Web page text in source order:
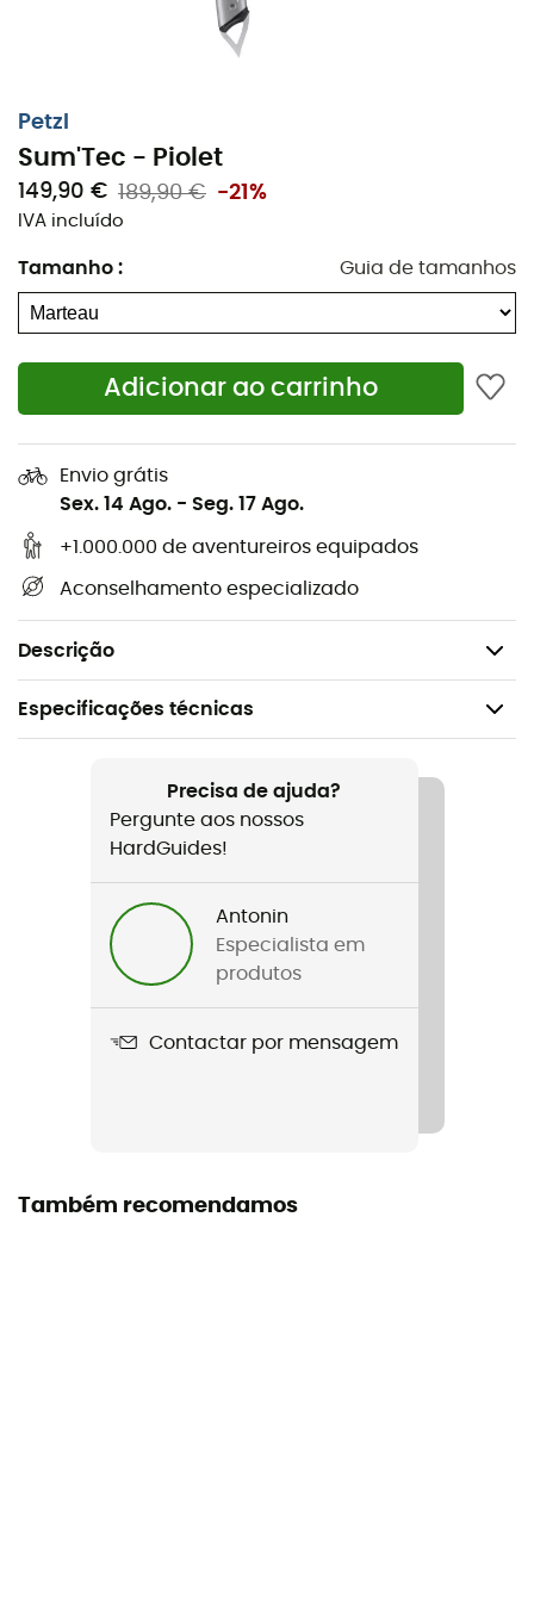
Petzl
Sum'Tec - Piolet
149,90 € 189,90 € -21%
IVA incluído
Tamanho : Guia de tamanhos
Adicionar ao carrinho
Envio grátis
Sex. 14 Ago. - Seg. 17 Ago.
+1.000.000 de aventureiros equipados
Aconselhamento especializado
Descrição
Intercambialidade das lâminas ICE, PUR'ICE, DRY e
PUR'DRY para se adaptar aos diferentes objetivos
Pá e martelo intercambiáveis,
Possibilidade de adicionar masselottes para
melhorar a qualidade de ancoragem,
Especificações
Tipo de cabos: 2
Material(is): aço, alumínio, poliamida
Certificação(ões): CE, UIAA, UKCA
Piolet fornecido com lâmina ICE, PÁ ou MARTELO,
Acompanha tampas de proteção da lâmina e da
ponta do piolet.
Especificações técnicas
Alpinismo / Technical Mountaineering
Nome do produto
CE / EN 13 089
Punho
Precisa de ajuda?
Pergunte aos nossos
HardGuides!
Antonin
Especialista em
produtos
Contactar por mensagem
Também recomendamos